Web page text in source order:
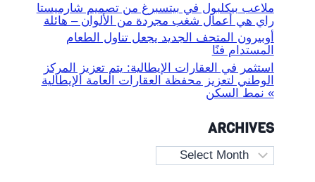
ملاعب بيكلبول في بيتسبرغ من تصميم شارميستا
راي هي أعمال شغب مجردة من الألوان – هائلة
أوبيرون المتحف الجديد يجعل تناول الطعام
المستدام فنًا
استثمر في العقارات الإيطالية: يتم تعزيز المركز
الوطني لتعزيز محفظة العقارات العامة الإيطالية
» نمط السكن
ARCHIVES
Archives